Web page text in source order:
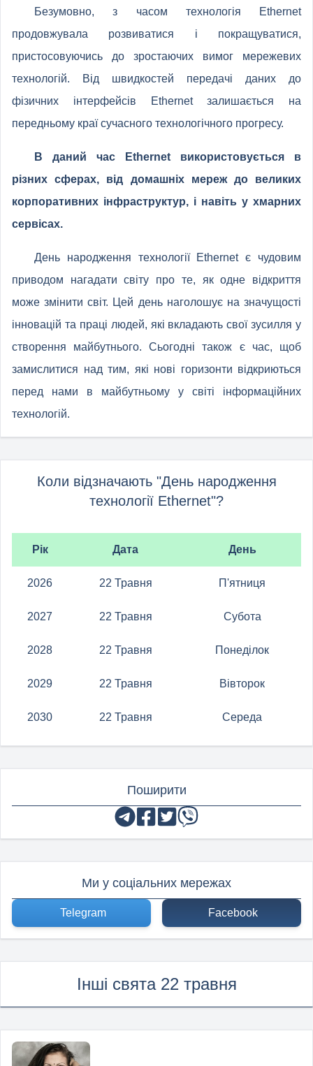
Безумовно, з часом технологія Ethernet
продовжувала розвиватися і покращуватися,
пристосовуючись до зростаючих вимог мережевих
технологій. Від швидкостей передачі даних до
фізичних інтерфейсів Ethernet залишається на
передньому краї сучасного технологічного прогресу.
В даний час Ethernet використовується в
різних сферах, від домашніх мереж до великих
корпоративних інфраструктур, і навіть у хмарних
сервісах.
День народження технології Ethernet є чудовим
приводом нагадати світу про те, як одне відкриття
може змінити світ. Цей день наголошує на значущості
інновацій та праці людей, які вкладають свої зусилля у
створення майбутнього. Сьогодні також є час, щоб
замислитися над тим, які нові горизонти відкриються
перед нами в майбутньому у світі інформаційних
технологій.
Коли відзначають "День народження
технології Ethernet"?
Рік Дата День
2026 22 Травня П'ятниця
2027 22 Травня Субота
2028 22 Травня Понеділок
2029 22 Травня Вівторок
2030 22 Травня Середа
Поширити
Ми у соціальних мережах
Telegram Facebook
Інші свята 22 травня